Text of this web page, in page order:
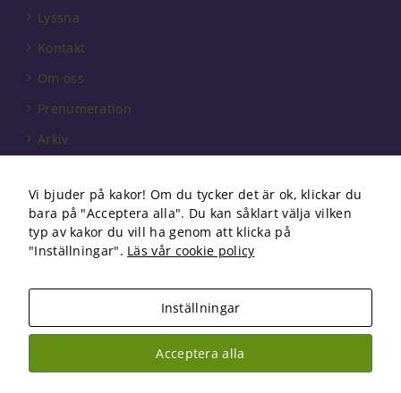
Lyssna
Kontakt
Om oss
Prenumeration
Arkiv
Förbundet
Om cookies
Copyright 2026 Fysioterapi | All Rights Reserved
Facebook
Instagram
Vi bjuder på kakor! Om du tycker det är ok, klickar du
bara på "Acceptera alla". Du kan såklart välja vilken
typ av kakor du vill ha genom att klicka på
"Inställningar". Läs vår cookie policy
Inställningar
Acceptera alla
hemsidans
funktionalitet
och
uppbyggnad,
används.
Upplevelse